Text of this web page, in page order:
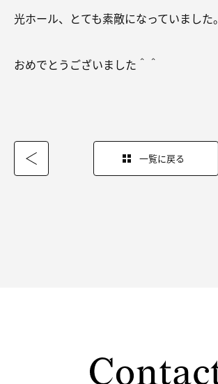
光ホール、とても素敵になっていました。
おめでとうございました＾＾
一覧に戻る